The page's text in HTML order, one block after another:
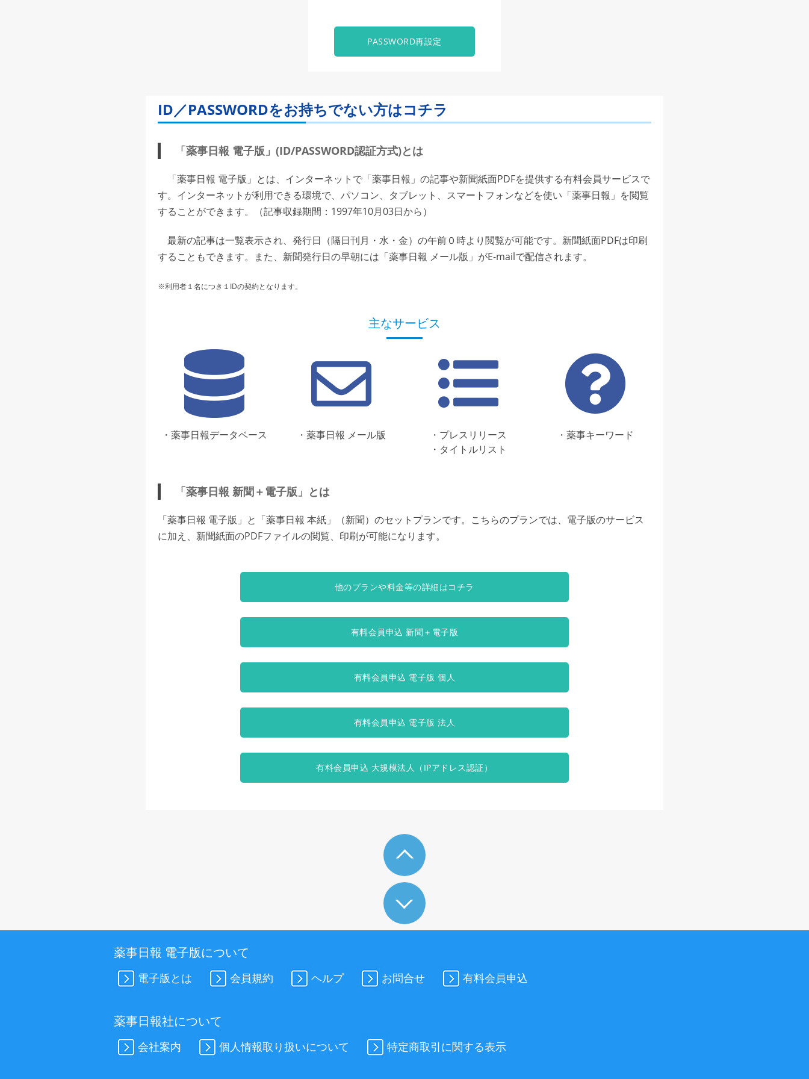
PASSWORD再設定
ID／PASSWORDをお持ちでない方はコチラ
「薬事日報 電子版」(ID/PASSWORD認証方式)とは
「薬事日報 電子版」とは、インターネットで「薬事日報」の記事や新聞紙面PDFを提供する有料会員サービスで
す。インターネットが利用できる環境で、パソコン、タブレット、スマートフォンなどを使い「薬事日報」を閲覧
することができます。（記事収録期間：1997年10月03日から）
最新の記事は一覧表示され、発行日（隔日刊月・水・金）の午前０時より閲覧が可能です。新聞紙面PDFは印刷
することもできます。また、新聞発行日の早朝には「薬事日報 メール版」がE-mailで配信されます。
※利用者１名につき１IDの契約となります。
主なサービス
・薬事日報データベース ・薬事日報 メール版
・プレスリリース
・タイトルリスト
・薬事キーワード
「薬事日報 新聞＋電子版」とは
「薬事日報 電子版」と「薬事日報 本紙」（新聞）のセットプランです。こちらのプランでは、電子版のサービス
に加え、新聞紙面のPDFファイルの閲覧、印刷が可能になります。
他のプランや料金等の詳細はコチラ
有料会員申込 新聞＋電子版
有料会員申込 電子版 個人
有料会員申込 電子版 法人
有料会員申込 大規模法人（IPアドレス認証）
薬事日報 電子版について
電子版とは 会員規約 ヘルプ お問合せ 有料会員申込
薬事日報社について
会社案内 個人情報取り扱いについて 特定商取引に関する表示